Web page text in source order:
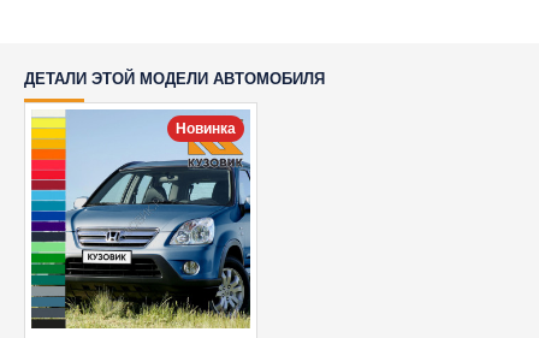
ДЕТАЛИ ЭТОЙ МОДЕЛИ АВТОМОБИЛЯ
Новинка